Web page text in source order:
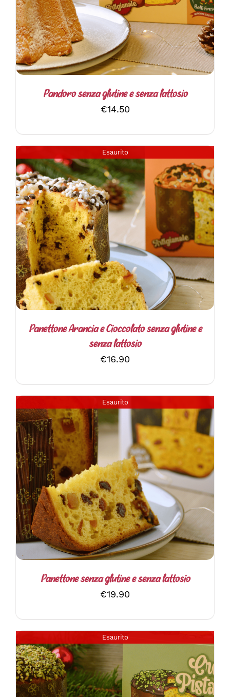
Pandoro senza glutine e senza lattosio
€14.50
Esaurito
DETTAGLI
Panettone Arancia e Cioccolato senza glutine e
senza lattosio
€16.90
Esaurito
DETTAGLI
Panettone senza glutine e senza lattosio
€19.90
Esaurito